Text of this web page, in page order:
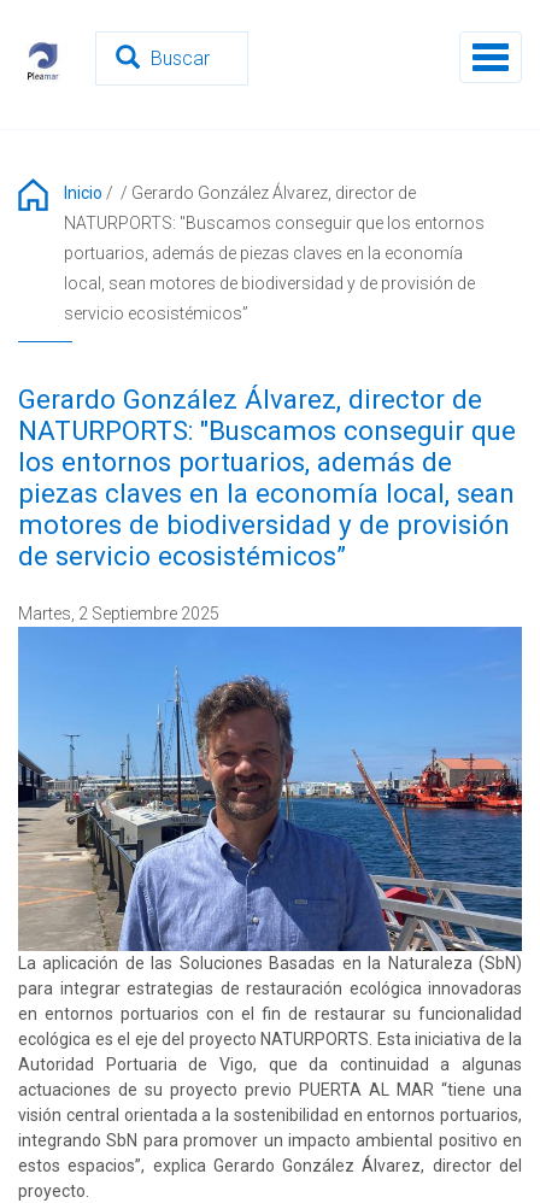
contenido
principal
Toggle
Inicio / / Gerardo González Álvarez, director de
NATURPORTS: "Buscamos conseguir que los entornos
portuarios, además de piezas claves en la economía
local, sean motores de biodiversidad y de provisión de
servicio ecosistémicos”
Gerardo González Álvarez, director de
NATURPORTS: "Buscamos conseguir que
los entornos portuarios, además de
piezas claves en la economía local, sean
motores de biodiversidad y de provisión
de servicio ecosistémicos”
Martes, 2 Septiembre 2025
La aplicación de las Soluciones Basadas en la Naturaleza (SbN)
para integrar estrategias de restauración ecológica innovadoras
en entornos portuarios con el fin de restaurar su funcionalidad
ecológica es el eje del proyecto NATURPORTS. Esta iniciativa de la
Autoridad Portuaria de Vigo, que da continuidad a algunas
actuaciones de su proyecto previo PUERTA AL MAR “tiene una
visión central orientada a la sostenibilidad en entornos portuarios,
integrando SbN para promover un impacto ambiental positivo en
estos espacios”, explica Gerardo González Álvarez, director del
proyecto.